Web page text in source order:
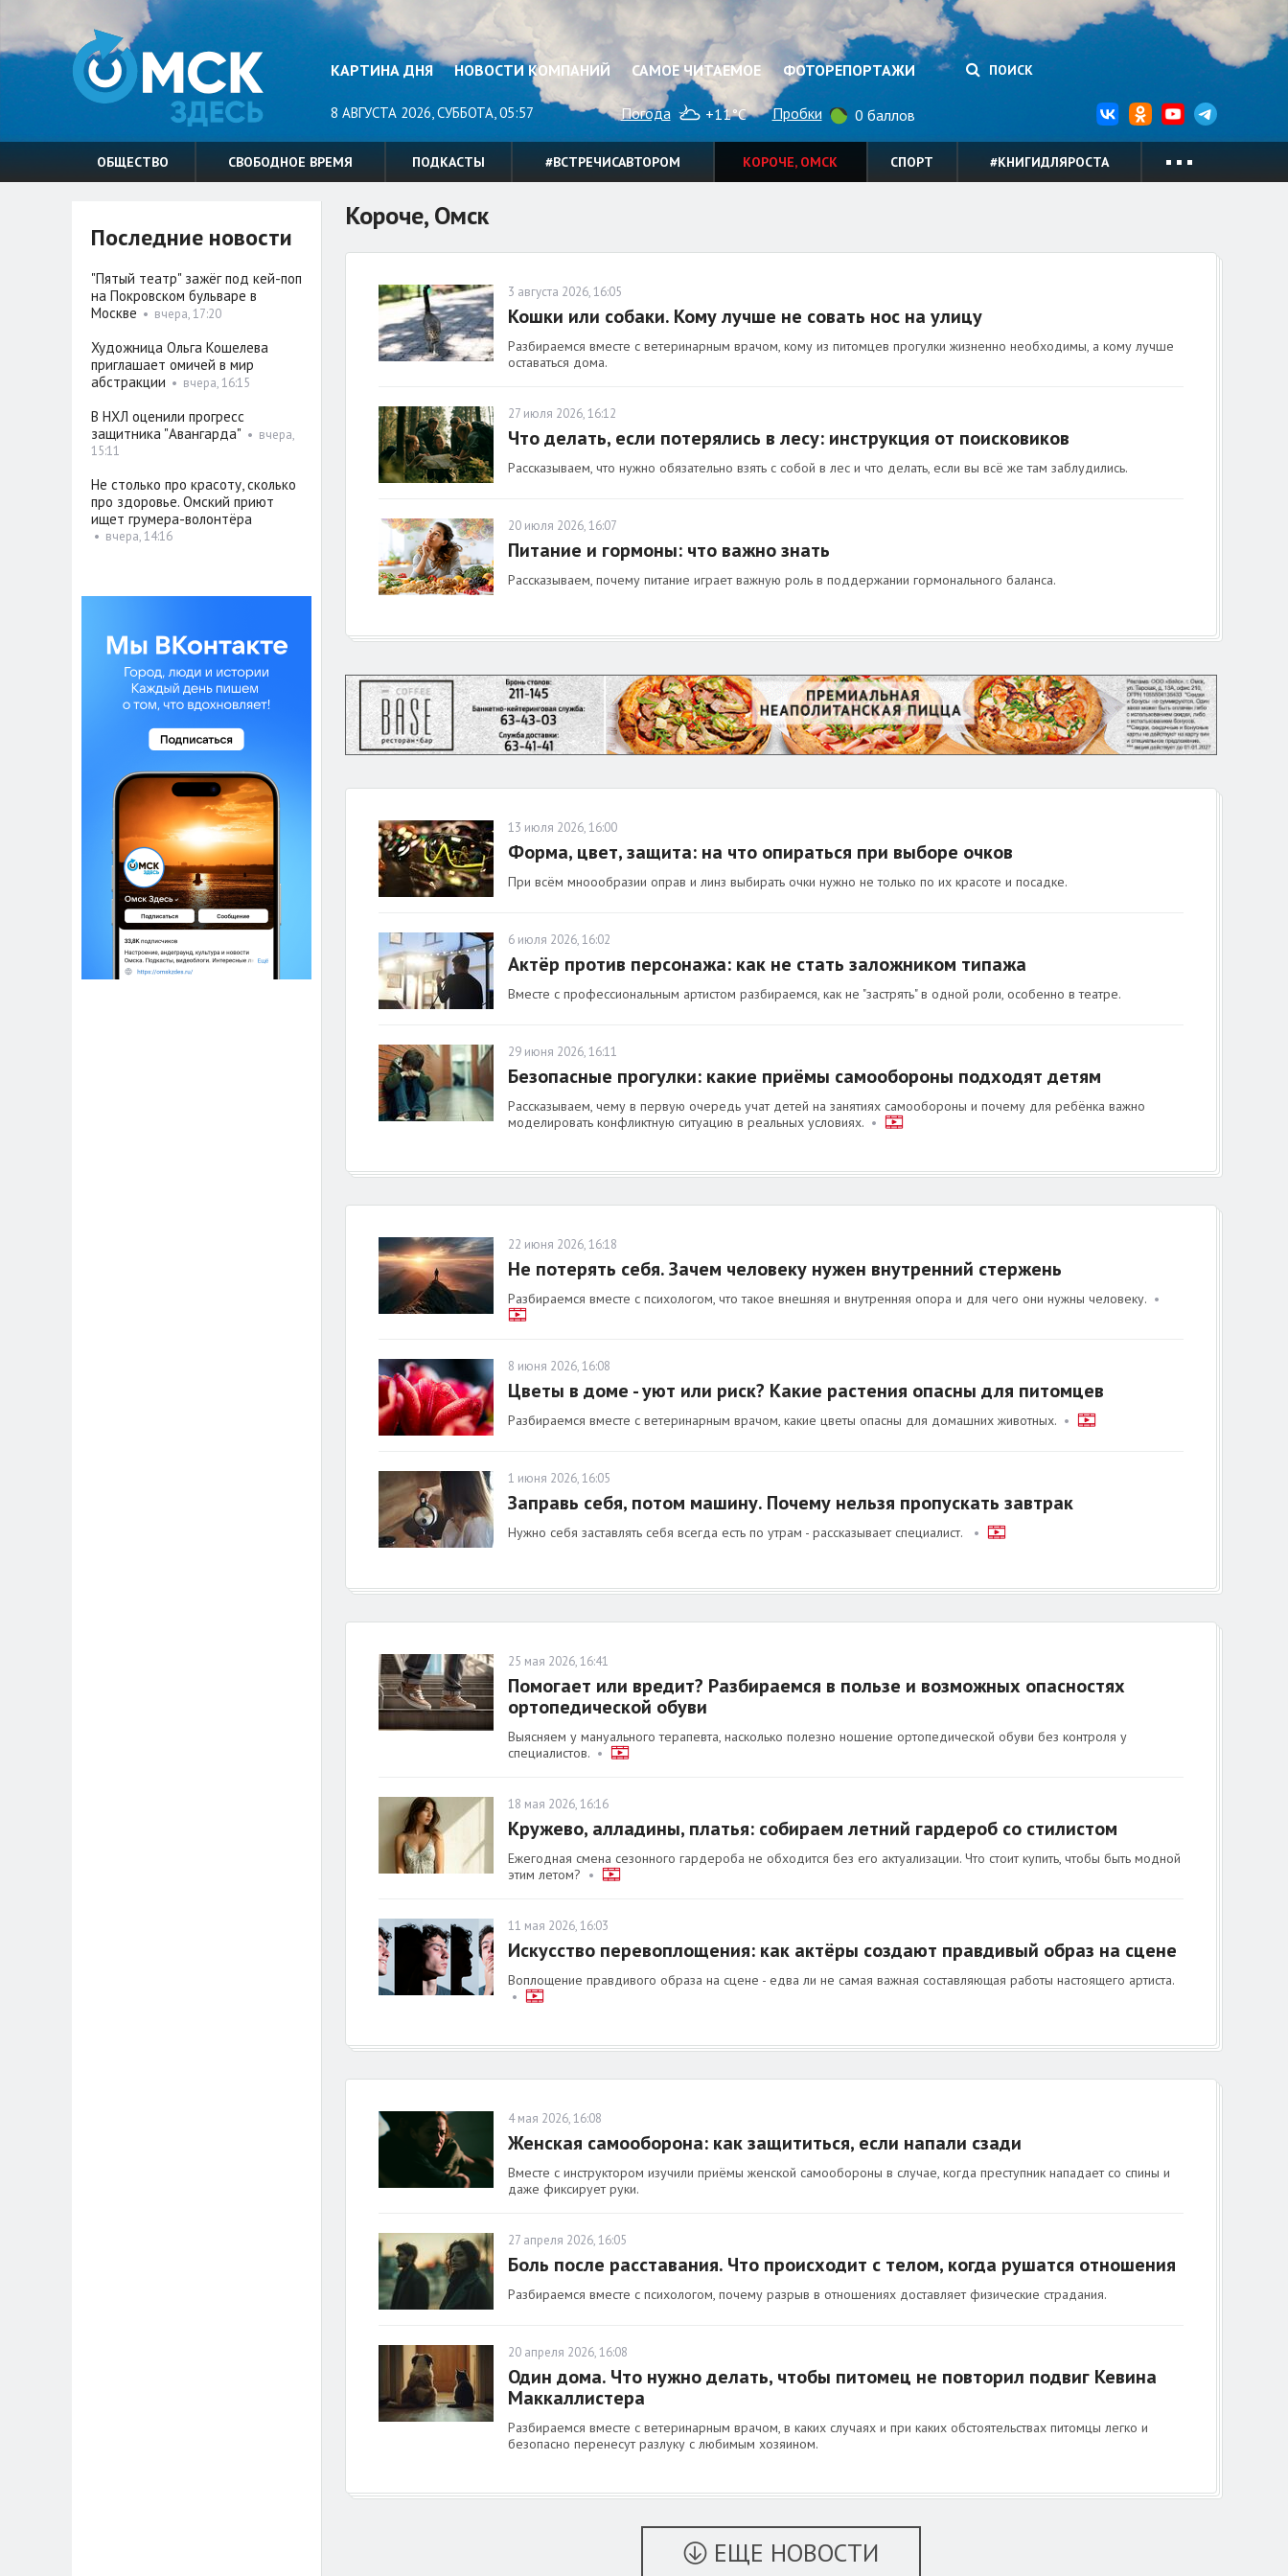
КАРТИНА ДНЯ НОВОСТИ КОМПАНИЙ САМОЕ ЧИТАЕМОЕ ФОТОРЕПОРТАЖИ ПОИСК
8 АВГУСТА 2026, СУББОТА, 05:57 Погода +11°C Пробки 0 баллов
ОБЩЕСТВО СВОБОДНОЕ ВРЕМЯ ПОДКАСТЫ #ВСТРЕЧИСАВТОРОМ КОРОЧЕ, ОМСК СПОРТ #КНИГИДЛЯРОСТА
Короче, Омск
3 августа 2026, 16:05
Кошки или собаки. Кому лучше не совать нос на улицу
Разбираемся вместе с ветеринарным врачом, кому из питомцев прогулки жизненно необходимы, а кому лучше
оставаться дома.
27 июля 2026, 16:12
Что делать, если потерялись в лесу: инструкция от поисковиков
Рассказываем, что нужно обязательно взять с собой в лес и что делать, если вы всё же там заблудились.
20 июля 2026, 16:07
Питание и гормоны: что важно знать
Рассказываем, почему питание играет важную роль в поддержании гормонального баланса.
13 июля 2026, 16:00
Форма, цвет, защита: на что опираться при выборе очков
При всём мноообразии оправ и линз выбирать очки нужно не только по их красоте и посадке.
6 июля 2026, 16:02
Актёр против персонажа: как не стать заложником типажа
Вместе с профессиональным артистом разбираемся, как не "застрять" в одной роли, особенно в театре.
29 июня 2026, 16:11
Безопасные прогулки: какие приёмы самообороны подходят детям
Рассказываем, чему в первую очередь учат детей на занятиях самообороны и почему для ребёнка важно
моделировать конфликтную ситуацию в реальных условиях.•
22 июня 2026, 16:18
Не потерять себя. Зачем человеку нужен внутренний стержень
Разбираемся вместе с психологом, что такое внешняя и внутренняя опора и для чего они нужны человеку.•
8 июня 2026, 16:08
Цветы в доме - уют или риск? Какие растения опасны для питомцев
Разбираемся вместе с ветеринарным врачом, какие цветы опасны для домашних животных.•
1 июня 2026, 16:05
Заправь себя, потом машину. Почему нельзя пропускать завтрак
Нужно себя заставлять себя всегда есть по утрам - рассказывает специалист. •
25 мая 2026, 16:41
Помогает или вредит? Разбираемся в пользе и возможных опасностях
ортопедической обуви
Выясняем у мануального терапевта, насколько полезно ношение ортопедической обуви без контроля у
специалистов.•
18 мая 2026, 16:16
Кружево, алладины, платья: собираем летний гардероб со стилистом
Ежегодная смена сезонного гардероба не обходится без его актуализации. Что стоит купить, чтобы быть модной
этим летом? •
11 мая 2026, 16:03
Искусство перевоплощения: как актёры создают правдивый образ на сцене
Воплощение правдивого образа на сцене - едва ли не самая важная составляющая работы настоящего артиста.
•
4 мая 2026, 16:08
Женская самооборона: как защититься, если напали сзади
Вместе с инструктором изучили приёмы женской самообороны в случае, когда преступник нападает со спины и
даже фиксирует руки.
27 апреля 2026, 16:05
Боль после расставания. Что происходит с телом, когда рушатся отношения
Разбираемся вместе с психологом, почему разрыв в отношениях доставляет физические страдания.
20 апреля 2026, 16:08
Один дома. Что нужно делать, чтобы питомец не повторил подвиг Кевина
Маккаллистера
Разбираемся вместе с ветеринарным врачом, в каких случаях и при каких обстоятельствах питомцы легко и
безопасно перенесут разлуку с любимым хозяином.
ЕЩЕ НОВОСТИ
Последние новости
"Пятый театр" зажёг под кей-поп
на Покровском бульваре в
Москве • вчера, 17:20
Художница Ольга Кошелева
приглашает омичей в мир
абстракции • вчера, 16:15
В НХЛ оценили прогресс
защитника "Авангарда" • вчера,
15:11
Не столько про красоту, сколько
про здоровье. Омский приют
ищет грумера-волонтёра
• вчера, 14:16